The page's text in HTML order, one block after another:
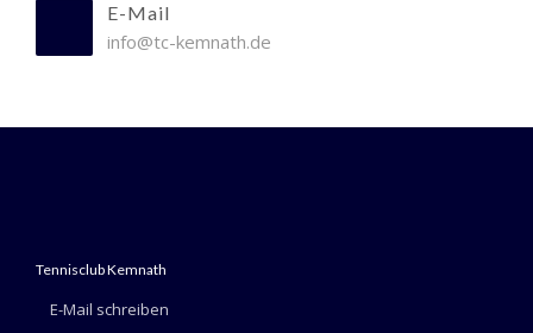
E-Mail
info@tc-kemnath.de
Tennisclub Kemnath
E-Mail schreiben